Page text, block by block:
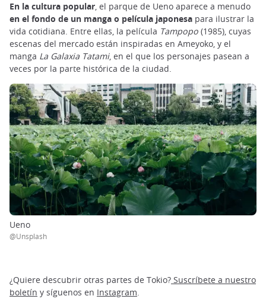
En la cultura popular, el parque de Ueno aparece a menudo
en el fondo de un manga o película japonesa para ilustrar la
vida cotidiana. Entre ellas, la película Tampopo (1985), cuyas
escenas del mercado están inspiradas en Ameyoko, y el
manga La Galaxia Tatami, en el que los personajes pasean a
veces por la parte histórica de la ciudad.
Ueno
@Unsplash
¿Quiere descubrir otras partes de Tokio? Suscríbete a nuestro
boletín y síguenos en Instagram.